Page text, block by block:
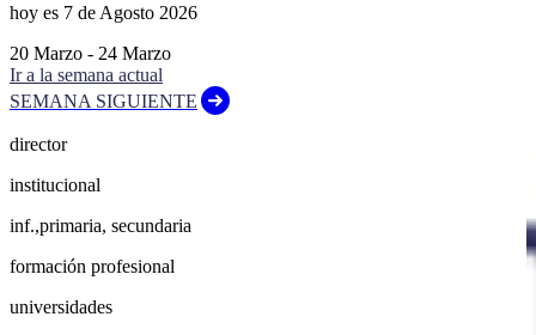
hoy es 7 de Agosto 2026
20 Marzo - 24 Marzo
Ir a la semana actual
SEMANA SIGUIENTE
director
institucional
inf.,primaria, secundaria
formación profesional
universidades